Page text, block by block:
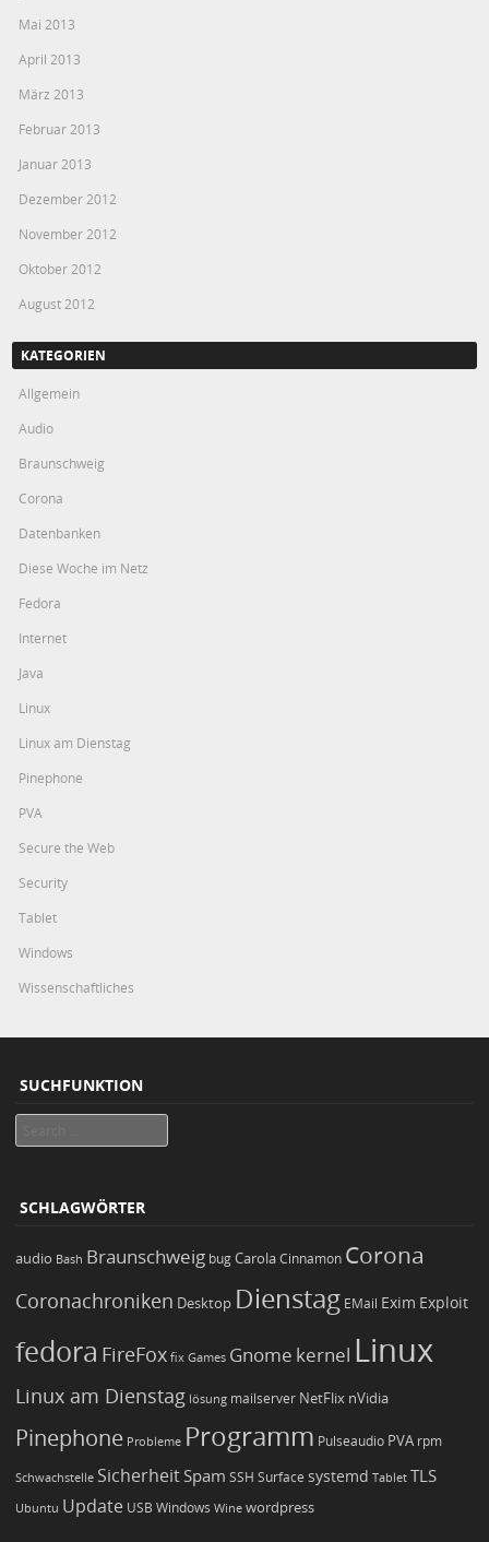
Mai 2013
April 2013
März 2013
Februar 2013
Januar 2013
Dezember 2012
November 2012
Oktober 2012
August 2012
KATEGORIEN
Allgemein
Audio
Braunschweig
Corona
Datenbanken
Diese Woche im Netz
Fedora
Internet
Java
Linux
Linux am Dienstag
Pinephone
PVA
Secure the Web
Security
Tablet
Windows
Wissenschaftliches
SUCHFUNKTION
SCHLAGWÖRTER
audio Bash Braunschweig bugCarola Cinnamon Corona
Coronachroniken Desktop Dienstag EMail Exim Exploit
fedora FireFox fix Games Gnome kernel Linux
Linux am Dienstag lösung mailserver NetFlix nVidia
Pinephone Probleme Programm Pulseaudio PVA rpm
Schwachstelle Sicherheit Spam SSH Surface systemd Tablet TLS
Ubuntu Update USB Windows Wine wordpress